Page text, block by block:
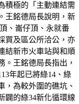
積極的「主動連結需
王銘德局長說明，新
、崙仔頂、永就番
買及區公所洽公，亦
結新市火車站與和順
。王銘德局長指出，
年起已將綠14、綠
，為較外圍的礁坑、
闢的綠34新化循環線